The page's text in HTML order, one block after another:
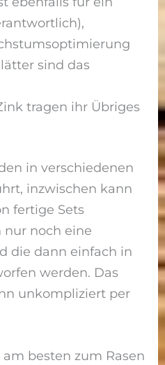
sind das
tragen ihr Übriges
in verschiedenen
inzwischen kann
fertige Sets
noch eine
die dann einfach in
werden. Das
unkompliziert per
besten zum Rasen